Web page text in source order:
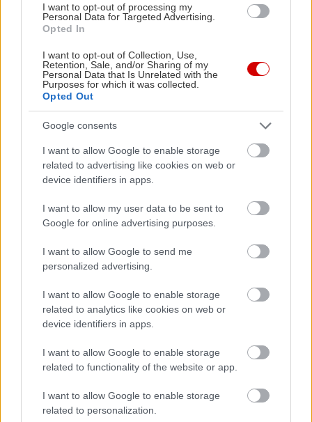
I want to opt-out of processing my
Personal Data for Targeted Advertising.
Opted In
I want to opt-out of Collection, Use,
Retention, Sale, and/or Sharing of my
Personal Data that Is Unrelated with the
Purposes for which it was collected.
Opted Out
Google consents
I want to allow Google to enable storage
related to advertising like cookies on web or
device identifiers in apps.
I want to allow my user data to be sent to
Google for online advertising purposes.
I want to allow Google to send me
personalized advertising.
I want to allow Google to enable storage
related to analytics like cookies on web or
device identifiers in apps.
I want to allow Google to enable storage
related to functionality of the website or app.
I want to allow Google to enable storage
related to personalization.
Δήμου Αθηναίων
Σάκης
σταθερός
PODCASTS